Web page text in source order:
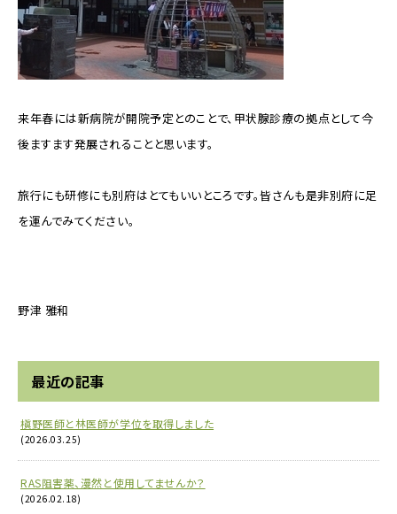
来年春には新病院が開院予定とのことで、甲状腺診療の拠点として今
後ますます発展されることと思います。
旅行にも研修にも別府はとてもいいところです。皆さんも是非別府に足
を運んでみてください。
野津 雅和
最近の記事
槇野医師と林医師が学位を取得しました
(2026.03.25)
RAS阻害薬、漫然と使用してませんか？
(2026.02.18)